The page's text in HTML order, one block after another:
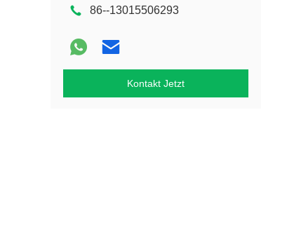
86--13015506293
Kontakt Jetzt